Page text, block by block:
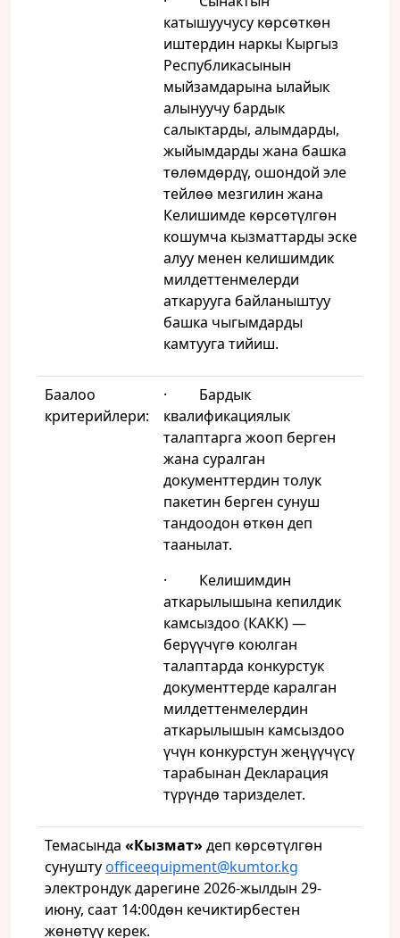
катышуучусу көрсөткөн
иштердин наркы Кыргыз
Республикасынын
мыйзамдарына ылайык
алынуучу бардык
салыктарды, алымдарды,
жыйымдарды жана башка
төлөмдөрдү, ошондой эле
тейлөө мезгилин жана
Келишимде көрсөтүлгөн
кошумча кызматтарды эске
алуу менен келишимдик
милдеттенмелерди
аткарууга байланыштуу
башка чыгымдарды
камтууга тийиш.
Баалоо
критерийлери:
· Бардык
квалификациялык
талаптарга жооп берген
жана суралган
документтердин толук
пакетин берген сунуш
тандоодон өткөн деп
таанылат.
· Келишимдин
аткарылышына кепилдик
камсыздоо (КАКК) —
берүүчүгө коюлган
талаптарда конкурстук
документтерде каралган
милдеттенмелердин
аткарылышын камсыздоо
үчүн конкурстун жеңүүчүсү
тарабынан Декларация
түрүндө таризделет.
Темасында «Кызмат»деп көрсөтүлгөн
сунуштуofficeequipment@kumtor.kg
электрондук дарегине 2026-жылдын 29-
июну, саат 14:00дөн кечиктирбестен
жөнөтүү керек.